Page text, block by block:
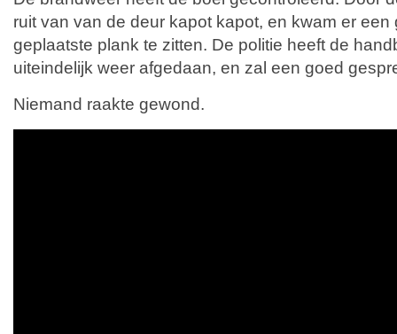
ruit van van de deur kapot kapot, en kwam er een
geplaatste plank te zitten. De politie heeft de
uiteindelijk weer afgedaan, en zal een goed
Niemand raakte gewond.